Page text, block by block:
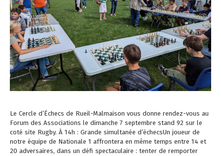
Le Cercle d’Échecs de Rueil-Malmaison vous donne rendez-vous au
Forum des Associations le dimanche 7 septembre stand 92 sur le
coté site Rugby. À 14h : Grande simultanée d’échecsUn joueur de
notre équipe de Nationale 1 affrontera en même temps entre 14 et
20 adversaires, dans un défi spectaculaire : tenter de remporter